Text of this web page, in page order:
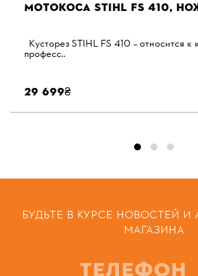
МОТОКОСА STIHL FS 410,
Кусторез STIHL FS 410 – относится
професс..
29 699₴
БУДЬТЕ В КУРСЕ НОВОСТЕЙ
МАГАЗИНА